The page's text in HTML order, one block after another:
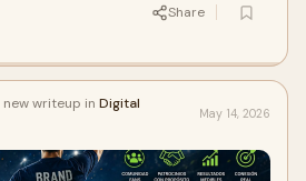
Share
writeup in Digital
May 14, 2026